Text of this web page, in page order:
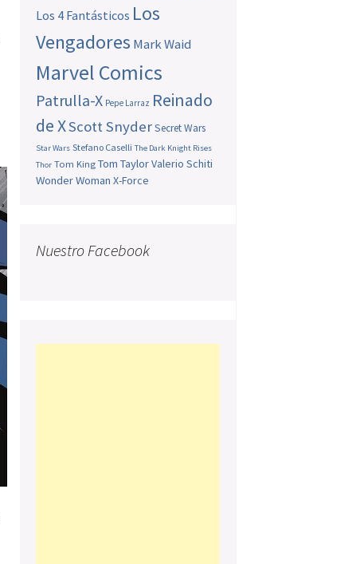
Los 4 Fantásticos Los
Vengadores Mark Waid
Marvel Comics
Patrulla-X Pepe Larraz Reinado
de XScott SnyderSecret Wars
Star Wars Stefano Caselli The Dark Knight Rises
Thor Tom King Tom TaylorValerio Schiti
Wonder Woman X-Force
Nuestro Facebook